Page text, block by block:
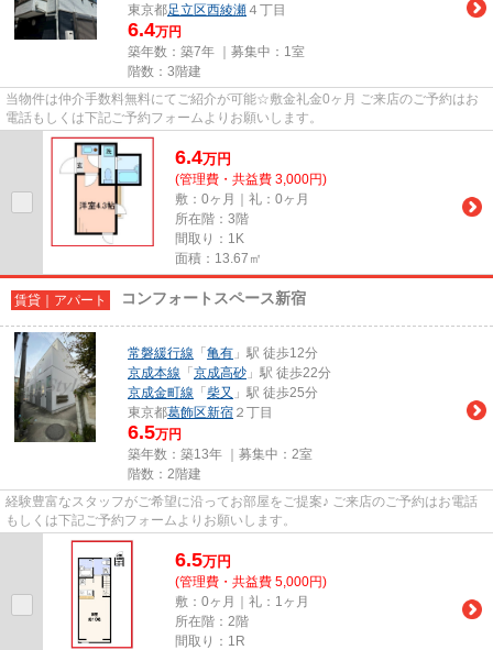
東京都足立区西綾瀬 ４丁目
6.4万円
築年数：築7年 ｜募集中： 1室
階数：3階建
当物件は仲介手数料無料にてご紹介が可能☆敷金礼金0ヶ月 ご来店のご予約はお
電話もしくは下記ご予約フォームよりお願いします。
6.4万円
(管理費・共益費 3,000円)
敷：0ヶ月｜礼：0ヶ月
所在階：3階
間取り：1K
面積：13.67㎡
賃貸｜アパート コンフォートスペース新宿
常磐緩行線 「 亀有 」駅 徒歩12分
京成本線 「 京成高砂 」駅 徒歩22分
京成金町線 「 柴又 」駅 徒歩25分
東京都葛飾区新宿 ２丁目
6.5万円
築年数：築13年 ｜募集中： 2室
階数：2階建
経験豊富なスタッフがご希望に沿ってお部屋をご提案♪ ご来店のご予約はお電話
もしくは下記ご予約フォームよりお願いします。
6.5万円
(管理費・共益費 5,000円)
敷：0ヶ月｜礼：1ヶ月
所在階：2階
間取り：1R